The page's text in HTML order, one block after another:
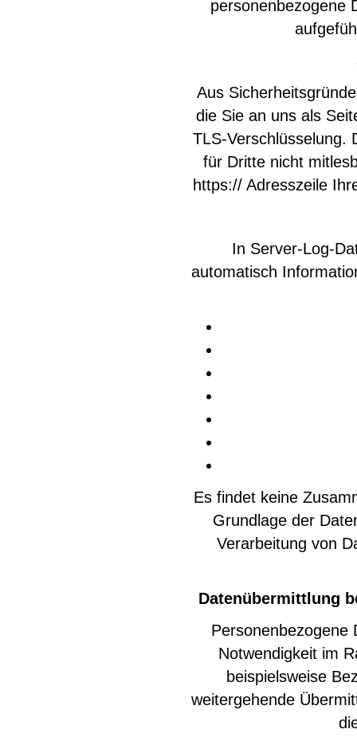
personenbezogene
Aus
die Sie an uns als
TLS-Verschlüsselung.
für Dritte nicht
https:// Adresszeile
In Server-Log-
automatisch
Es findet keine
Grundlage der
Verarbeitung von
Datenübermittlung
Personenbezogene
Notwendigkeit im
beispielsweise
weitergehende